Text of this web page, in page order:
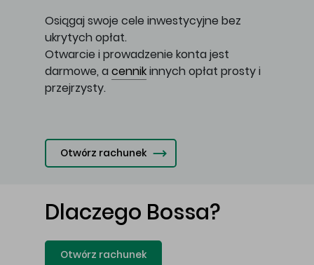
Osiągaj swoje cele inwestycyjne bez
ukrytych opłat.
Otwarcie i prowadzenie konta jest
darmowe, a cennikinnych opłat prosty i
przejrzysty.
Otwórz rachunek
Dlaczego Bossa?
Otwórz rachunek